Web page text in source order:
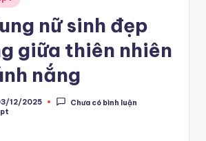
nữ sinh đẹp
giữa thiên nhiên
nắng
12/2025
Chưa có bình luận